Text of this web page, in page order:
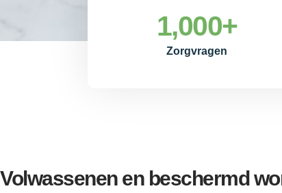
Zorgvragen
1,000+
Volwassenen en beschermd